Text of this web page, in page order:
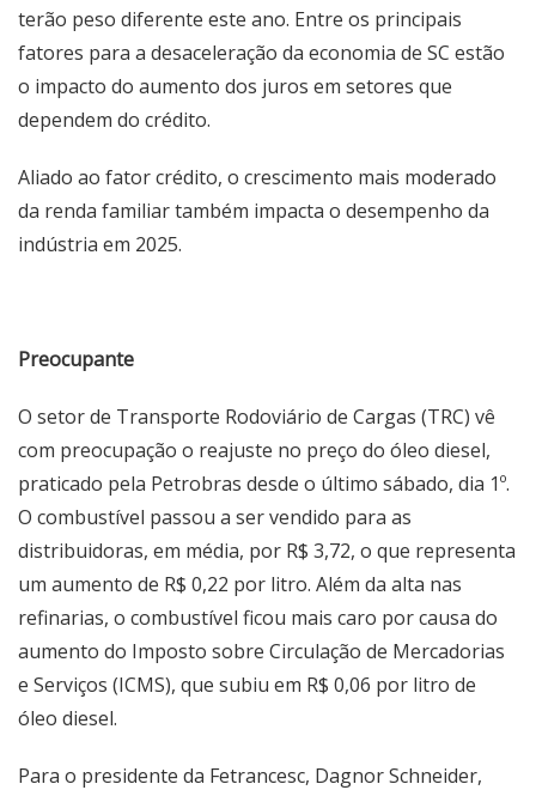
terão peso diferente este ano. Entre os principais
fatores para a desaceleração da economia de SC estão
o impacto do aumento dos juros em setores que
dependem do crédito.
Aliado ao fator crédito, o crescimento mais moderado
da renda familiar também impacta o desempenho da
indústria em 2025.
Preocupante
O setor de Transporte Rodoviário de Cargas (TRC) vê
com preocupação o reajuste no preço do óleo diesel,
praticado pela Petrobras desde o último sábado, dia 1º.
O combustível passou a ser vendido para as
distribuidoras, em média, por R$ 3,72, o que representa
um aumento de R$ 0,22 por litro. Além da alta nas
refinarias, o combustível ficou mais caro por causa do
aumento do Imposto sobre Circulação de Mercadorias
e Serviços (ICMS), que subiu em R$ 0,06 por litro de
óleo diesel.
Para o presidente da Fetrancesc, Dagnor Schneider,